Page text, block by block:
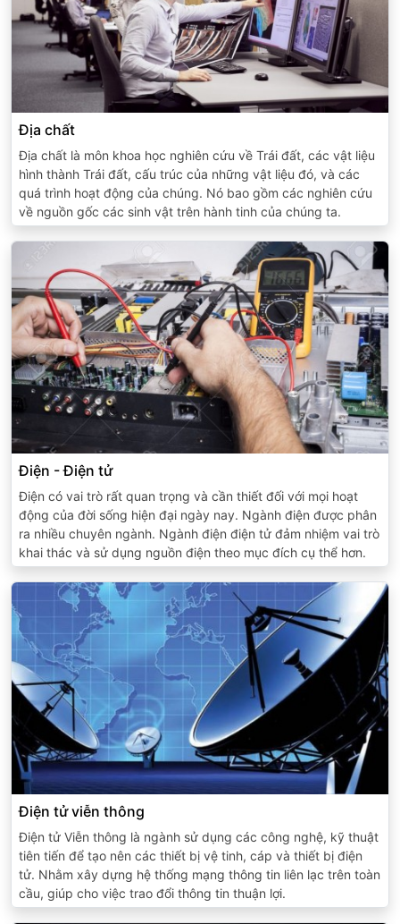
Địa chất
Địa chất là môn khoa học nghiên cứu về Trái đất, các vật liệu
hình thành Trái đất, cấu trúc của những vật liệu đó, và các
quá trình hoạt động của chúng. Nó bao gồm các nghiên cứu
về nguồn gốc các sinh vật trên hành tinh của chúng ta.
Điện - Điện tử
Điện có vai trò rất quan trọng và cần thiết đối với mọi hoạt
động của đời sống hiện đại ngày nay. Ngành điện được phân
ra nhiều chuyên ngành. Ngành điện điện tử đảm nhiệm vai trò
khai thác và sử dụng nguồn điện theo mục đích cụ thể hơn.
Điện tử viễn thông
Điện tử Viễn thông là ngành sử dụng các công nghệ, kỹ thuật
tiên tiến để tạo nên các thiết bị vệ tinh, cáp và thiết bị điện
tử. Nhằm xây dựng hệ thống mạng thông tin liên lạc trên toàn
cầu, giúp cho việc trao đổi thông tin thuận lợi.